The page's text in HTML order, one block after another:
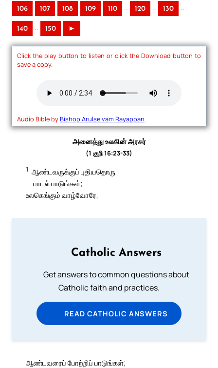
106 107 108 109 110 .. 120 .. 130 ..
140 .. 150 ►
Click the play button to listen or click the Download button to
save a copy.
Audio Bible byBishop Arulselvam Rayappan.
அனைத்து உலகின் அரசர்
(1 குறி 16:23-33)
1 ஆண்டவருக்குப் புதியதொரு
பாடல் பாடுங்கள்;
உலகெங்கும் வாழ்வோரே,
Catholic Answers
Get answers to common questions about
Catholic faith and practices.
READ CATHOLIC ANSWERS
ஆண்டவரைப் போற்றிப் பாடுங்கள்;